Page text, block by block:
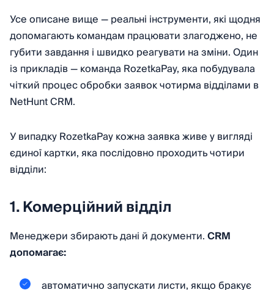
Усе описане вище — реальні інструменти, які щодня
допомагають командам працювати злагоджено, не
губити завдання і швидко реагувати на зміни. Один
із прикладів — команда RozetkaPay, яка побудувала
чіткий процес обробки заявок чотирма відділами в
NetHunt CRM.
У випадку RozetkaPay кожна заявка живе у вигляді
єдиної картки, яка послідовно проходить чотири
відділи:
1. Комерційний відділ
Менеджери збирають дані й документи.CRM
допомагає:
автоматично запускати листи, якщо бракує